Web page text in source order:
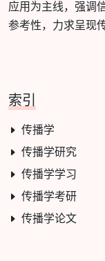
应用为主线，强调
参考性，力求呈现
索引
传播学
传播学研究
传播学学习
传播学考研
传播学论文